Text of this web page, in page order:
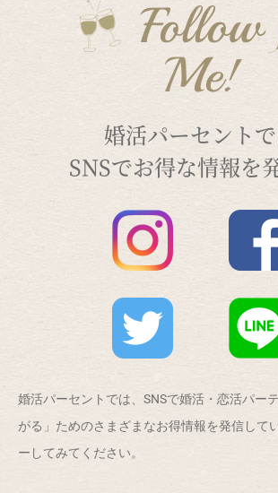
Follow
Me!
婚活パーセント
SNSでお得な情報を
婚活パーセントでは、SNSで婚活・恋活パー
がる」ためのさまざまなお得情報を発信して
ーしてみてください。